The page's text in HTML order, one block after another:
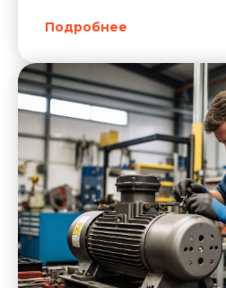
Подробнее
Перегрев корпуса
— указывает на замыкание
обмоток или перегрузку.